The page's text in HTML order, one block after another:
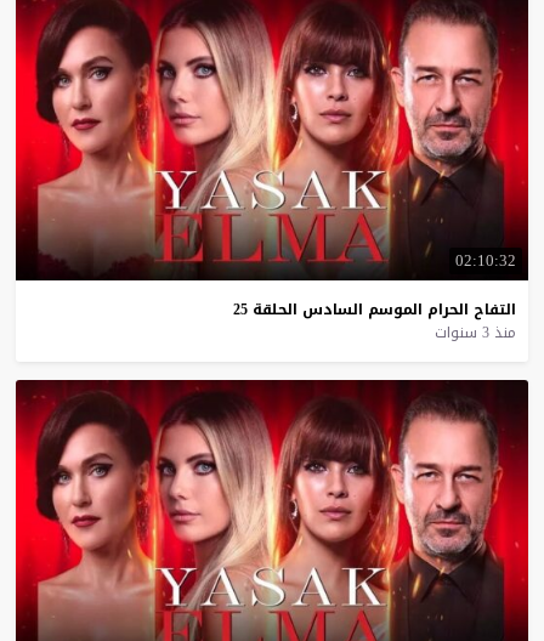
02:10:32
التفاح الحرام الموسم السادس الحلقة 25
منذ 3 سنوات